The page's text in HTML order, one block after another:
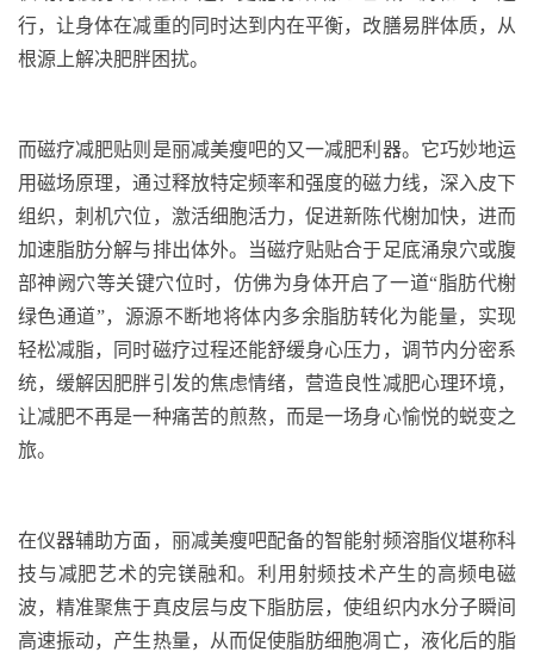
行，让身体在减重的同时达到内在平衡，改膳易胖体质，从
根源上解决肥胖困扰。
而磁疗减肥贴则是丽减美瘦吧的又一减肥利器。它巧妙地运
用磁场原理，通过释放特定频率和强度的磁力线，深入皮下
组织，刺机穴位，激活细胞活力，促进新陈代榭加快，进而
加速脂肪分解与排出体外。当磁疗贴贴合于足底涌泉穴或腹
部神阙穴等关键穴位时，仿佛为身体开启了一道“脂肪代榭
绿色通道”，源源不断地将体内多余脂肪转化为能量，实现
轻松减脂，同时磁疗过程还能舒缓身心压力，调节内分密系
统，缓解因肥胖引发的焦虑情绪，营造良性减肥心理环境，
让减肥不再是一种痛苦的煎熬，而是一场身心愉悦的蜕变之
旅。
在仪器辅助方面，丽减美瘦吧配备的智能射频溶脂仪堪称科
技与减肥艺术的完镁融和。利用射频技术产生的高频电磁
波，精准聚焦于真皮层与皮下脂肪层，使组织内水分子瞬间
高速振动，产生热量，从而促使脂肪细胞凋亡，液化后的脂